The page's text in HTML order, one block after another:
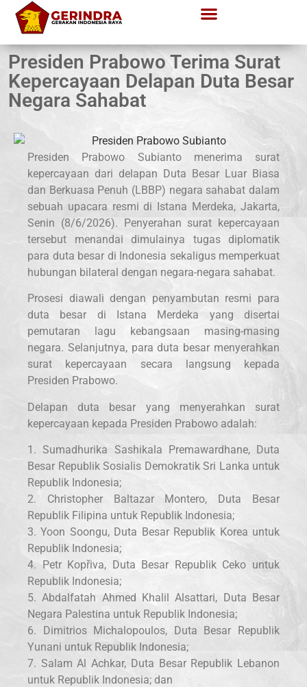
Presiden Prabowo Terima Surat
Kepercayaan Delapan Duta Besar
Negara Sahabat
Presiden Prabowo Subianto menerima surat
kepercayaan dari delapan Duta Besar Luar Biasa
dan Berkuasa Penuh (LBBP) negara sahabat dalam
sebuah upacara resmi di Istana Merdeka, Jakarta,
Senin (8/6/2026). Penyerahan surat kepercayaan
tersebut menandai dimulainya tugas diplomatik
para duta besar di Indonesia sekaligus memperkuat
hubungan bilateral dengan negara-negara sahabat.
Prosesi diawali dengan penyambutan resmi para
duta besar di Istana Merdeka yang disertai
pemutaran lagu kebangsaan masing-masing
negara. Selanjutnya, para duta besar menyerahkan
surat kepercayaan secara langsung kepada
Presiden Prabowo.
Delapan duta besar yang menyerahkan surat
kepercayaan kepada Presiden Prabowo adalah:
1. Sumadhurika Sashikala Premawardhane, Duta
Besar Republik Sosialis Demokratik Sri Lanka untuk
Republik Indonesia;
2. Christopher Baltazar Montero, Duta Besar
Republik Filipina untuk Republik Indonesia;
3. Yoon Soongu, Duta Besar Republik Korea untuk
Republik Indonesia;
4. Petr Kopřiva, Duta Besar Republik Ceko untuk
Republik Indonesia;
5. Abdalfatah Ahmed Khalil Alsattari, Duta Besar
Negara Palestina untuk Republik Indonesia;
6. Dimitrios Michalopoulos, Duta Besar Republik
Yunani untuk Republik Indonesia;
7. Salam Al Achkar, Duta Besar Republik Lebanon
untuk Republik Indonesia; dan